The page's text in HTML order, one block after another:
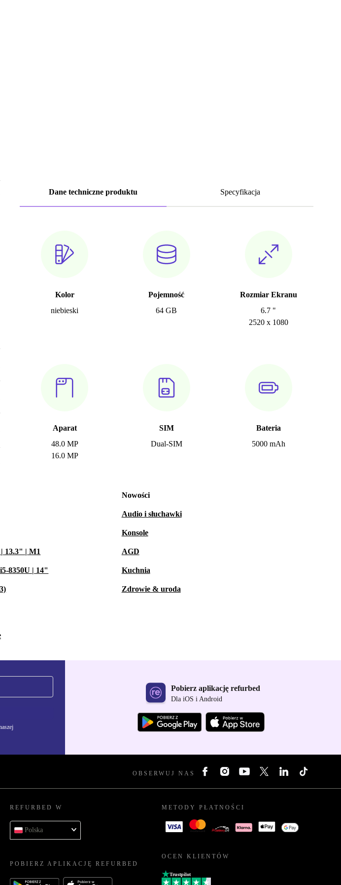
Dane techniczne produktu Specyfikacja
Kolor
niebieski
Pojemność
64 GB
Rozmiar Ekranu
6.7 "
2520 x 1080
Aparat
48.0 MP
16.0 MP
SIM
Dual-SIM
Bateria
5000 mAh
13.3" | M1
8350U | 14"
Nowości
Audio i słuchawki
Konsole
AGD
Kuchnia
Zdrowie & uroda
Pobierz aplikację refurbed
Dla iOS i Android
OBSERWUJ NAS
REFURBED W
Polska
POBIERZ APLIKACJĘ REFURBED
METODY PŁATNOŚCI
OCEN KLIENTÓW
Trustpilot